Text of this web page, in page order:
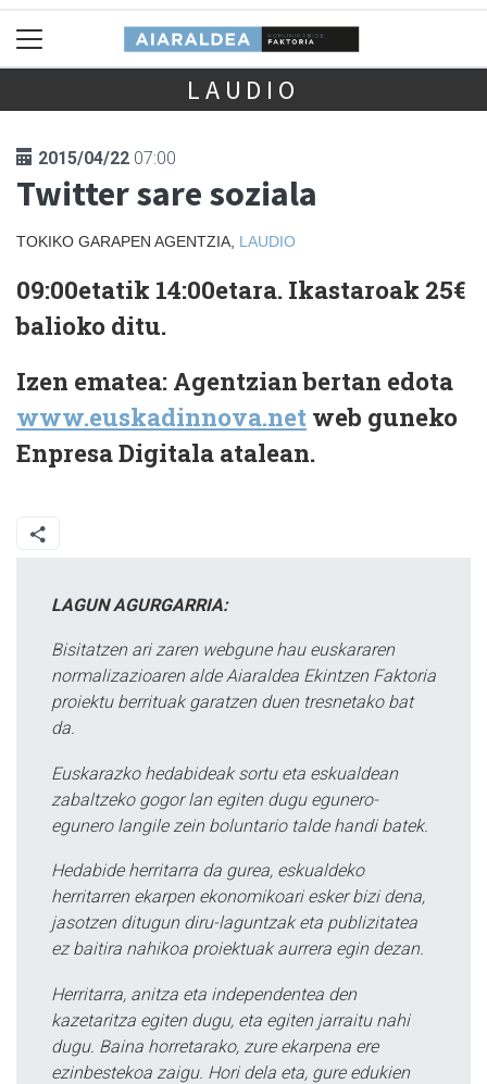
LAUDIO
2015/04/22 07:00
Twitter sare soziala
TOKIKO GARAPEN AGENTZIA, LAUDIO
09:00etatik 14:00etara. Ikastaroak 25€
balioko ditu.
Izen ematea: Agentzian bertan edota
www.euskadinnova.net web guneko
Enpresa Digitala atalean.
LAGUN AGURGARRIA:
Bisitatzen ari zaren webgune hau euskararen
normalizazioaren alde Aiaraldea Ekintzen Faktoria
proiektu berrituak garatzen duen tresnetako bat
da.
Euskarazko hedabideak sortu eta eskualdean
zabaltzeko gogor lan egiten dugu egunero-
egunero langile zein boluntario talde handi batek.
Hedabide herritarra da gurea, eskualdeko
herritarren ekarpen ekonomikoari esker bizi dena,
jasotzen ditugun diru-laguntzak eta publizitatea
ez baitira nahikoa proiektuak aurrera egin dezan.
Herritarra, anitza eta independentea den
kazetaritza egiten dugu, eta egiten jarraitu nahi
dugu. Baina horretarako, zure ekarpena ere
ezinbestekoa zaigu. Hori dela eta, gure edukien